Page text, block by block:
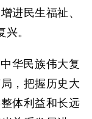
进民生福祉、
。
华民族伟大复
，把握历史大
体利益和长远